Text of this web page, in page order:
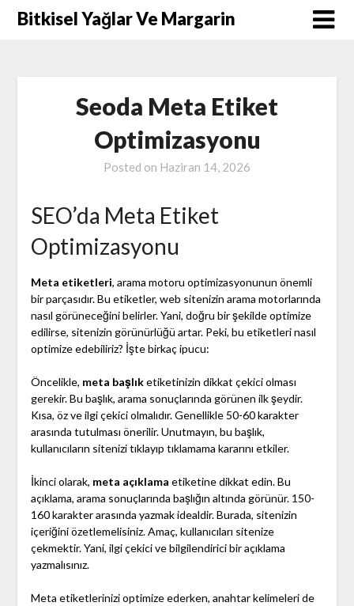
SkipBitkisel Yağlar Ve Margarin
Seoda Meta Etiket
Optimizasyonu
Posted on Haziran 14, 2026
SEO’da Meta Etiket
Optimizasyonu
Meta etiketleri, arama motoru optimizasyonunun önemli
bir parçasıdır. Bu etiketler, web sitenizin arama motorlarında
nasıl görüneceğini belirler. Yani, doğru bir şekilde optimize
edilirse, sitenizin görünürlüğü artar. Peki, bu etiketleri nasıl
optimize edebiliriz? İşte birkaç ipucu:
Öncelikle, meta başlıketiketinizin dikkat çekici olması
gerekir. Bu başlık, arama sonuçlarında görünen ilk şeydir.
Kısa, öz ve ilgi çekici olmalıdır. Genellikle 50-60 karakter
arasında tutulması önerilir. Unutmayın, bu başlık,
kullanıcıların sitenizi tıklayıp tıklamama kararını etkiler.
İkinci olarak, meta açıklama etiketine dikkat edin. Bu
açıklama, arama sonuçlarında başlığın altında görünür. 150-
160 karakter arasında yazmak idealdir. Burada, sitenizin
içeriğini özetlemelisiniz. Amaç, kullanıcıları sitenize
çekmektir. Yani, ilgi çekici ve bilgilendirici bir açıklama
yazmalısınız.
Meta etiketlerinizi optimize ederken, anahtar kelimeleri de